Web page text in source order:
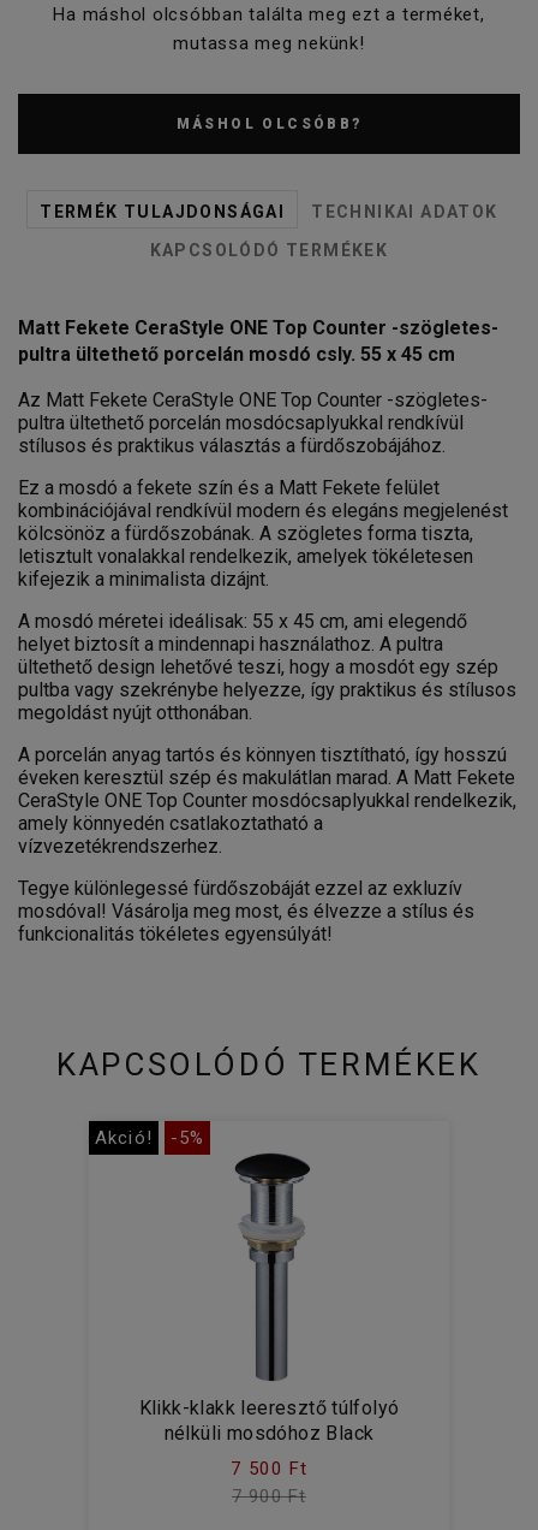
Ha máshol olcsóbban találta meg ezt a terméket,
mutassa meg nekünk!
MÁSHOL OLCSÓBB?
TERMÉK TULAJDONSÁGAI
TECHNIKAI ADATOK
KAPCSOLÓDÓ TERMÉKEK
Matt Fekete CeraStyle ONE Top Counter -szögletes-
pultra ültethető porcelán mosdó csly. 55 x 45 cm
Az Matt Fekete CeraStyle ONE Top Counter -szögletes-
pultra ültethető porcelán mosdócsaplyukkal rendkívül
stílusos és praktikus választás a fürdőszobájához.
Ez a mosdó a fekete szín és a Matt Fekete felület
kombinációjával rendkívül modern és elegáns megjelenést
kölcsönöz a fürdőszobának. A szögletes forma tiszta,
letisztult vonalakkal rendelkezik, amelyek tökéletesen
kifejezik a minimalista dizájnt.
A mosdó méretei ideálisak: 55 x 45 cm, ami elegendő
helyet biztosít a mindennapi használathoz. A pultra
ültethető design lehetővé teszi, hogy a mosdót egy szép
pultba vagy szekrénybe helyezze, így praktikus és stílusos
megoldást nyújt otthonában.
A porcelán anyag tartós és könnyen tisztítható, így hosszú
éveken keresztül szép és makulátlan marad. A Matt Fekete
CeraStyle ONE Top Counter mosdócsaplyukkal rendelkezik,
amely könnyedén csatlakoztatható a
vízvezetékrendszerhez.
Tegye különlegessé fürdőszobáját ezzel az exkluzív
mosdóval! Vásárolja meg most, és élvezze a stílus és
funkcionalitás tökéletes egyensúlyát!
KAPCSOLÓDÓ TERMÉKEK
Akció! -5%
Klikk-klakk leeresztő túlfolyó
nélküli mosdóhoz Black
7 500 Ft
7 900 Ft